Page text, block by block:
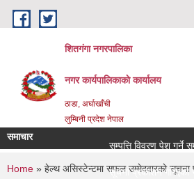
Skip to main content
शितगंगा नगरपालिका
नगर कार्यपालिकाकाे कार्यालय
ठाडा, अर्घाखाँची
लुम्बिनी प्रदेश नेपाल
समाचार
सम्पत्ति विवरण पेश गर्ने
सूचना प्रकाशन गरिएको
You are here
Home » हेल्थ असिस्टेन्टमा सफल उम्मेदवारकाे सूचना